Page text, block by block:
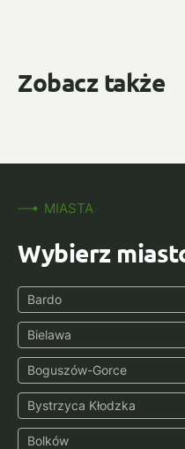
Zobacz także
MIASTA
Wybierz
Bardo
Bielawa
Boguszów-Gorce
Bystrzyca Kłodzka
Bolków